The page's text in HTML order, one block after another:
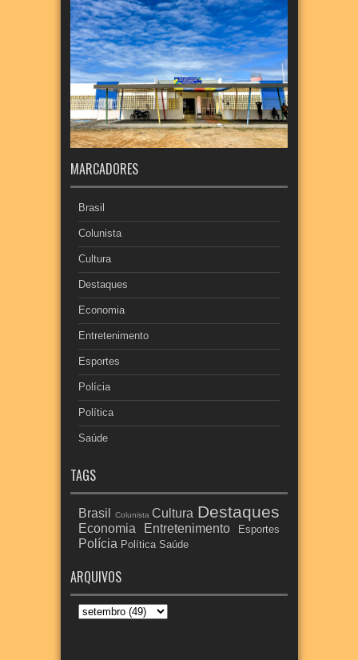
MARCADORES
Brasil
Colunista
Cultura
Destaques
Economia
Entretenimento
Esportes
Polícia
Política
Saúde
TAGS
Brasil Colunista Cultura Destaques
Economia Entretenimento Esportes
Polícia Política Saúde
ARQUIVOS